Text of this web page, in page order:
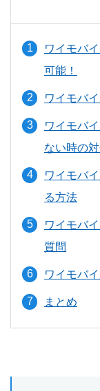
ワイモバ
可能！
ワイモバ
ワイモバ
ない時の
ワイモバ
る方法
ワイモバ
質問
ワイモバ
まとめ